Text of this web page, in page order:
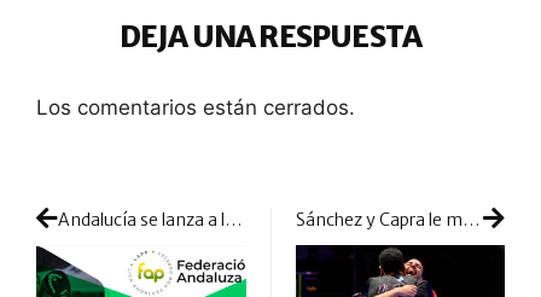
DEJA UNA RESPUESTA
Los comentarios están cerrados.
Andalucía se lanza a la competición por parejas Sánchez y Capra le meten picante a la central en Madrid